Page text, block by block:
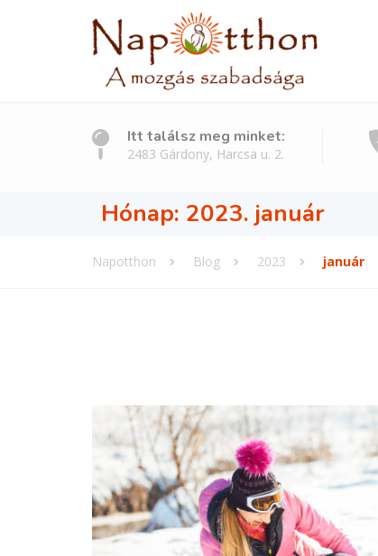
Itt találsz meg minket:
2483 Gárdony, Harcsa u. 2.
Hónap: 2023. január
Napotthon Blog 2023 január